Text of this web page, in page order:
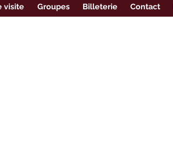
visite Groupes Billeterie Contact